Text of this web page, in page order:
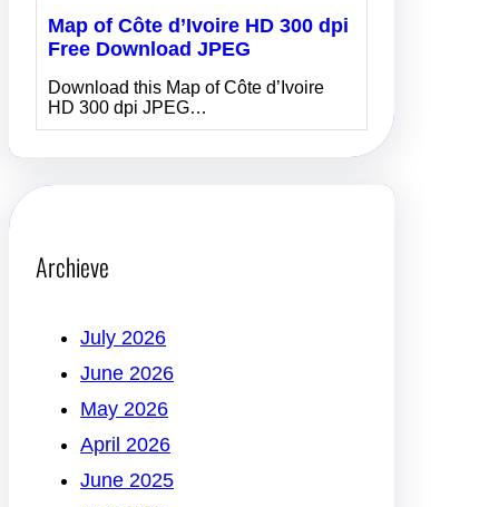
Map of Côte d’Ivoire HD 300 dpi
Free Download JPEG
Download this Map of Côte d’Ivoire
HD 300 dpi JPEG…
Archieve
July 2026
June 2026
May 2026
April 2026
June 2025